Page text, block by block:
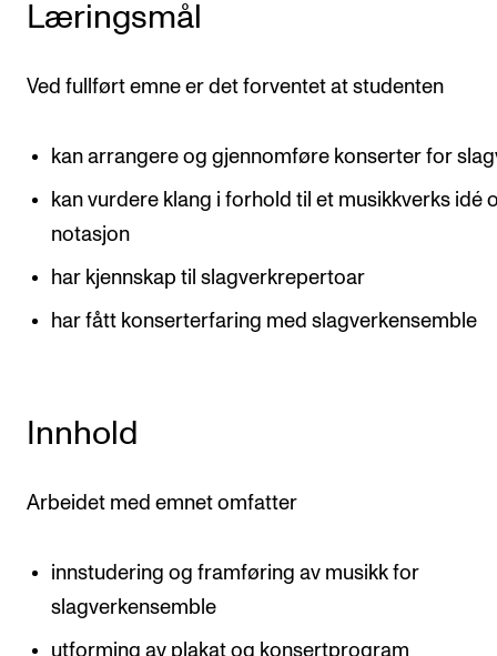
IN.TUNE
Arrangementer og konserter
Nyheter og historier
Ledige stillinger
INFO
Finn ansatte
Læringsmål
Ved fullført emne er det forventet at studenten
kan arrangere og gjennomføre konserter for
kan vurdere klang i forhold til et musikkverks idé
notasjon
har kjennskap til slagverkrepertoar
har fått konserterfaring med slagverkensemble
Innhold
Arbeidet med emnet omfatter
innstudering og framføring av musikk for
slagverkensemble
utforming av plakat og konsertprogram